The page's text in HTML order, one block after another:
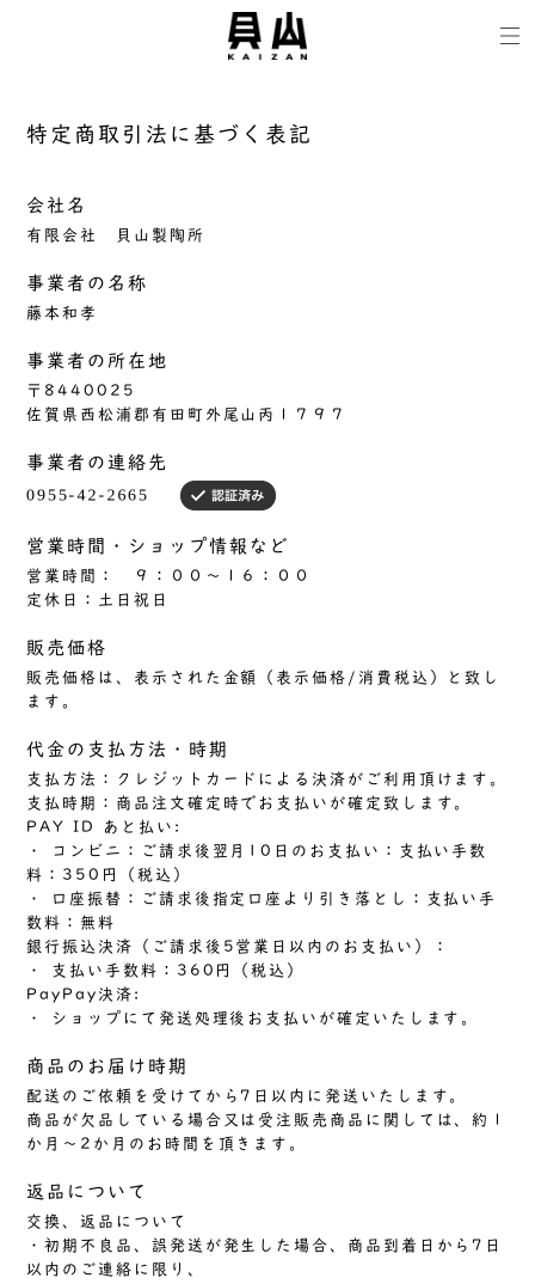
特定商取引法に基づく表記
会社名
有限会社 貝山製陶所
事業者の名称
藤本和孝
事業者の所在地
〒8440025
佐賀県西松浦郡有田町外尾山丙１７９７
事業者の連絡先
営業時間・ショップ情報など
営業時間： ９：００～１６：００
定休日：土日祝日
販売価格
販売価格は、表示された金額（表示価格/消費税込）と致し
ます。
代金の支払方法・時期
支払方法：クレジットカードによる決済がご利用頂けます。
支払時期：商品注文確定時でお支払いが確定致します。
PAY ID あと払い:
・ コンビニ：ご請求後翌月10日のお支払い：支払い手数
料：350円（税込）
・ 口座振替：ご請求後指定口座より引き落とし：支払い手
数料：無料
銀行振込決済（ご請求後5営業日以内のお支払い）：
・ 支払い手数料：360円（税込）
PayPay決済:
・ ショップにて発送処理後お支払いが確定いたします。
商品のお届け時期
配送のご依頼を受けてから7日以内に発送いたします。
商品が欠品している場合又は受注販売商品に関しては、約１
か月～2か月のお時間を頂きます。
返品について
交換、返品について
・初期不良品、誤発送が発生した場合、商品到着日から7日
以内のご連絡に限り、